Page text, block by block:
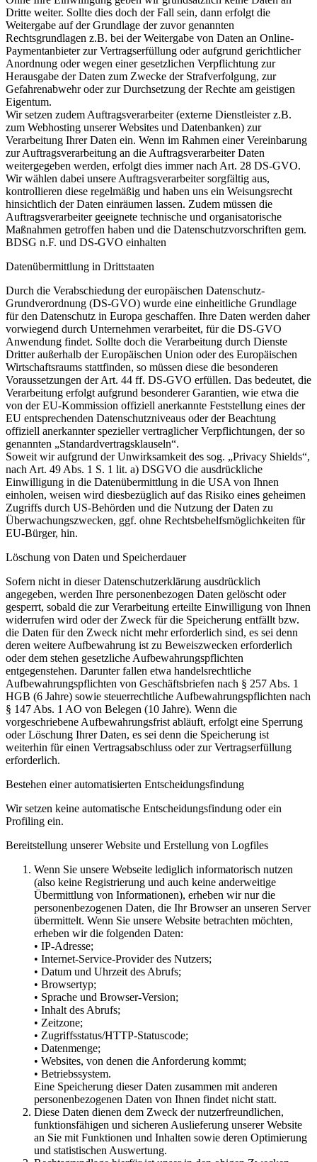
Dritte weiter. Sollte dies doch der Fall sein, dann erfolgt die
Weitergabe auf der Grundlage der zuvor genannten
Rechtsgrundlagen z.B. bei der Weitergabe von Daten an Online-
Paymentanbieter zur Vertragserfüllung oder aufgrund gerichtlicher
Anordnung oder wegen einer gesetzlichen Verpflichtung zur
Herausgabe der Daten zum Zwecke der Strafverfolgung, zur
Gefahrenabwehr oder zur Durchsetzung der Rechte am geistigen
Eigentum.
Wir setzen zudem Auftragsverarbeiter (externe Dienstleister z.B.
zum Webhosting unserer Websites und Datenbanken) zur
Verarbeitung Ihrer Daten ein. Wenn im Rahmen einer Vereinbarung
zur Auftragsverarbeitung an die Auftragsverarbeiter Daten
weitergegeben werden, erfolgt dies immer nach Art. 28 DS-GVO.
Wir wählen dabei unsere Auftragsverarbeiter sorgfältig aus,
kontrollieren diese regelmäßig und haben uns ein Weisungsrecht
hinsichtlich der Daten einräumen lassen. Zudem müssen die
Auftragsverarbeiter geeignete technische und organisatorische
Maßnahmen getroffen haben und die Datenschutzvorschriften gem.
BDSG n.F. und DS-GVO einhalten
Datenübermittlung in Drittstaaten
Durch die Verabschiedung der europäischen Datenschutz-
Grundverordnung (DS-GVO) wurde eine einheitliche Grundlage
für den Datenschutz in Europa geschaffen. Ihre Daten werden daher
vorwiegend durch Unternehmen verarbeitet, für die DS-GVO
Anwendung findet. Sollte doch die Verarbeitung durch Dienste
Dritter außerhalb der Europäischen Union oder des Europäischen
Wirtschaftsraums stattfinden, so müssen diese die besonderen
Voraussetzungen der Art. 44 ff. DS-GVO erfüllen. Das bedeutet, die
Verarbeitung erfolgt aufgrund besonderer Garantien, wie etwa die
von der EU-Kommission offiziell anerkannte Feststellung eines der
EU entsprechenden Datenschutzniveaus oder der Beachtung
offiziell anerkannter spezieller vertraglicher Verpflichtungen, der so
genannten „Standardvertragsklauseln“.
Soweit wir aufgrund der Unwirksamkeit des sog. „Privacy Shields“,
nach Art. 49 Abs. 1 S. 1 lit. a) DSGVO die ausdrückliche
Einwilligung in die Datenübermittlung in die USA von Ihnen
einholen, weisen wird diesbezüglich auf das Risiko eines geheimen
Zugriffs durch US-Behörden und die Nutzung der Daten zu
Überwachungszwecken, ggf. ohne Rechtsbehelfsmöglichkeiten für
EU-Bürger, hin.
Löschung von Daten und Speicherdauer
Sofern nicht in dieser Datenschutzerklärung ausdrücklich
angegeben, werden Ihre personenbezogen Daten gelöscht oder
gesperrt, sobald die zur Verarbeitung erteilte Einwilligung von Ihnen
widerrufen wird oder der Zweck für die Speicherung entfällt bzw.
die Daten für den Zweck nicht mehr erforderlich sind, es sei denn
deren weitere Aufbewahrung ist zu Beweiszwecken erforderlich
oder dem stehen gesetzliche Aufbewahrungspflichten
entgegenstehen. Darunter fallen etwa handelsrechtliche
Aufbewahrungspflichten von Geschäftsbriefen nach § 257 Abs. 1
HGB (6 Jahre) sowie steuerrechtliche Aufbewahrungspflichten nach
§ 147 Abs. 1 AO von Belegen (10 Jahre). Wenn die
vorgeschriebene Aufbewahrungsfrist abläuft, erfolgt eine Sperrung
oder Löschung Ihrer Daten, es sei denn die Speicherung ist
weiterhin für einen Vertragsabschluss oder zur Vertragserfüllung
erforderlich.
Bestehen einer automatisierten Entscheidungsfindung
Wir setzen keine automatische Entscheidungsfindung oder ein
Profiling ein.
Bereitstellung unserer Website und Erstellung von Logfiles
Wenn Sie unsere Webseite lediglich informatorisch nutzen
(also keine Registrierung und auch keine anderweitige
Übermittlung von Informationen), erheben wir nur die
personenbezogenen Daten, die Ihr Browser an unseren Server
übermittelt. Wenn Sie unsere Website betrachten möchten,
erheben wir die folgenden Daten:
• IP-Adresse;
• Internet-Service-Provider des Nutzers;
• Datum und Uhrzeit des Abrufs;
• Browsertyp;
• Sprache und Browser-Version;
• Inhalt des Abrufs;
• Zeitzone;
• Zugriffsstatus/HTTP-Statuscode;
• Datenmenge;
• Websites, von denen die Anforderung kommt;
• Betriebssystem.
Eine Speicherung dieser Daten zusammen mit anderen
personenbezogenen Daten von Ihnen findet nicht statt.
Diese Daten dienen dem Zweck der nutzerfreundlichen,
funktionsfähigen und sicheren Auslieferung unserer Website
an Sie mit Funktionen und Inhalten sowie deren Optimierung
und statistischen Auswertung.